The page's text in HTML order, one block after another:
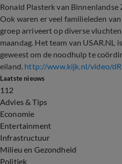
Ronald Plasterk van
Ook waren er veel familieleden
groep arriveert op diverse
maandag. Het team van USAR.NL
geweest om de noodhulp te
eiland. http://www.kijk.nl/video/
Laatste nieuws
112
Advies & Tips
Economie
Entertainment
Infrastructuur
Milieu en Gezondheid
Politiek